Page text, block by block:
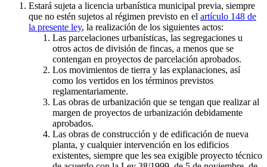
Estará sujeta a licencia urbanística municipal previa, siempre
que no estén sujetos al régimen previsto en el artículo 148 de
la presente ley, la realización de los siguientes actos:
Las parcelaciones urbanísticas, las segregaciones u
otros actos de división de fincas, a menos que se
contengan en proyectos de parcelación aprobados.
Los movimientos de tierra y las explanaciones, así
como los vertidos en los términos previstos
reglamentariamente.
Las obras de urbanización que se tengan que realizar al
margen de proyectos de urbanización debidamente
aprobados.
Las obras de construcción y de edificación de nueva
planta, y cualquier intervención en los edificios
existentes, siempre que les sea exigible proyecto técnico